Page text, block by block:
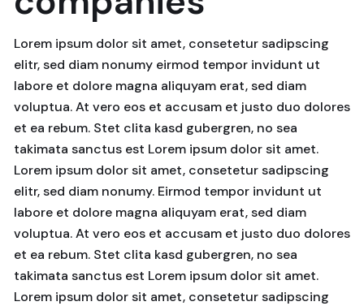
Lorem ipsum dolor sit amet, consetetur sadipscing
elitr, sed diam nonumy eirmod tempor invidunt ut
labore et dolore magna aliquyam erat, sed diam
voluptua. At vero eos et accusam et justo duo dolores
et ea rebum. Stet clita kasd gubergren, no sea
takimata sanctus est Lorem ipsum dolor sit amet.
Lorem ipsum dolor sit amet, consetetur sadipscing
elitr, sed diam nonumy. Eirmod tempor invidunt ut
labore et dolore magna aliquyam erat, sed diam
voluptua. At vero eos et accusam et justo duo dolores
et ea rebum. Stet clita kasd gubergren, no sea
takimata sanctus est Lorem ipsum dolor sit amet.
Lorem ipsum dolor sit amet, consetetur sadipscing